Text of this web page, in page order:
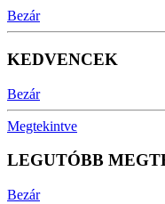
Bezár
KEDVENCEK
Bezár
Megtekintve
LEGUTÓBB
Bezár